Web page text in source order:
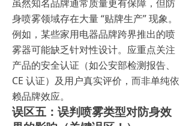
虽然知名品牌通常质量更有保障，但防
身喷雾领域存在大量 “贴牌生产” 现象。
例如，某些家用电器品牌跨界推出的喷
雾器可能缺乏针对性设计。应重点关注
产品的安全认证（如公安部检测报告、
CE 认证）及用户真实评价，而非单纯依
赖品牌效应。
误区五：误判喷雾类型对防身效